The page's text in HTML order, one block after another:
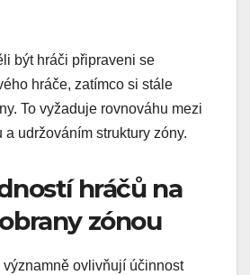
být hráči připraveni se
hráče, zatímco si stále
To vyžaduje rovnováhu mezi
udržováním struktury zóny.
hráčů na
zónou
významně ovlivňují účinnost